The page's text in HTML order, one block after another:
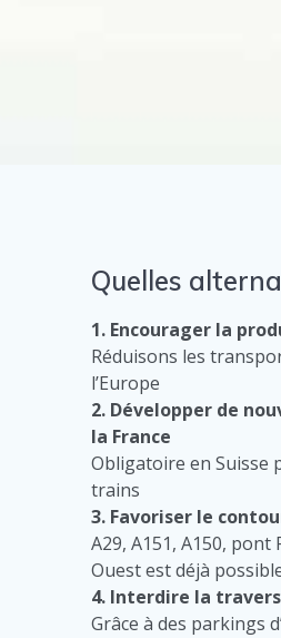
Quelles
1. Encourager la
Réduisons les
l’Europe
2. Développer de
la France
Obligatoire en Suisse
trains
3. Favoriser le
A29, A151, A150,
Ouest est déjà
4. Interdire la
Grâce à des parkings